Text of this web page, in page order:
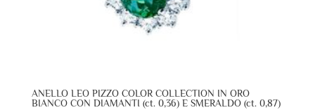
ANELLO LEO PIZZO COLOR COLLECTION IN ORO
BIANCO CON DIAMANTI (ct. 0,36) E SMERALDO (ct. 0,87)